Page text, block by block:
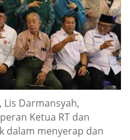
Darmansyah,
Ketua RT dan
dalam menyerap dan